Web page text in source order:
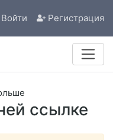
Войти Регистрация
ссылке